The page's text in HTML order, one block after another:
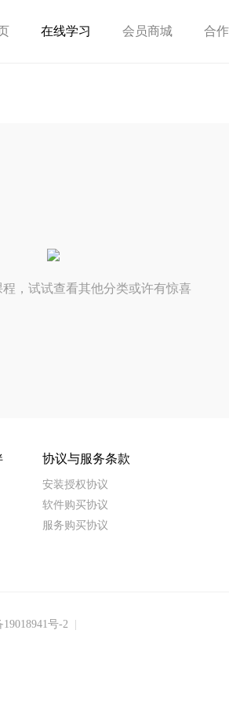
在线学习 会员商城 合
，试试查看其他分类或许有惊喜
协议与服务条款
安装授权协议
软件购买协议
服务购买协议
19018941号-2